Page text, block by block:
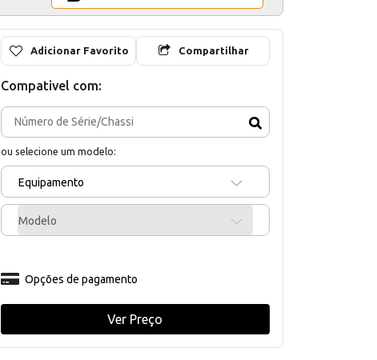
Adicionar Favorito Compartilhar
Compativel com:
ou selecione um modelo:
Equipamento
Modelo
Opções de pagamento
Ver Preço